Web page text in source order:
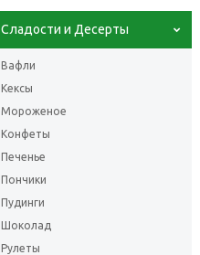
Сладости и Десерты
Вафли
Кексы
Мороженое
Конфеты
Печенье
Пончики
Пудинги
Шоколад
Рулеты